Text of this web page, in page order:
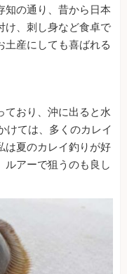
知の通り、昔から日本
け、刺し身など食卓で
土産にしても喜ばれる
ており、沖に出ると水
けては、多くのカレイ
は夏のカレイ釣りが好
ルアーで狙うのも良し